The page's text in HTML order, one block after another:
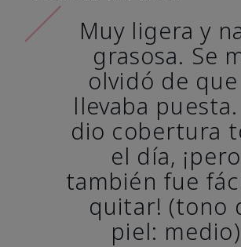
Muy ligera y
grasosa. Se
olvidó de
llevaba
dio cobertura
el día, ¡pero
también fue
quitar! (tono
piel: medio)